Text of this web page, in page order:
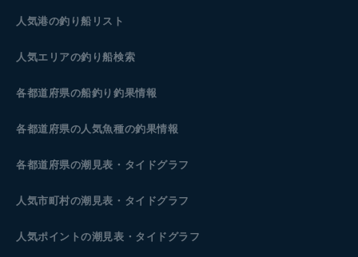
人気港の釣り船リスト
人気エリアの釣り船検索
各都道府県の船釣り釣果情報
各都道府県の人気魚種の釣果情報
各都道府県の潮見表 ・タイドグラフ
人気市町村の潮見表・タイドグラフ
人気ポイントの潮見表・タイドグラフ